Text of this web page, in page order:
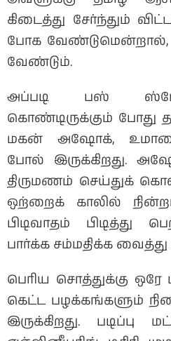
கிடைத்து சேர்ந்தும்
போக
வேண்டும்.
அப்படி பஸ்
கொண்டிருக்கும் போது
மகன் அஷோக்,
போல் இருக்கிறது.
திருமணம் செய்துக்
ஒற்றைக் காலில்
பிடிவாதம்
பார்க்க சம்மதிக்க
பெரிய சொத்துக்கு
கெட்ட பழக்கங்களும்
இருக்கிறது. படிப்பு